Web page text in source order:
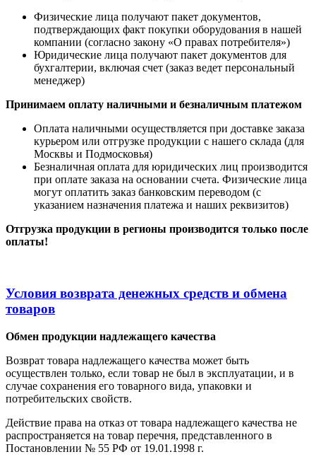
Физические лица получают пакет документов,
подтверждающих факт покупки оборудования в нашей
компании (согласно закону «О правах потребителя»)
Юридические лица получают пакет документов для
бухгалтерии, включая счет (заказ ведет персональный
менеджер)
Принимаем оплату наличными и безналичным платежом
Оплата наличными осуществляется при доставке заказа
курьером или отгрузке продукции с нашего склада (для
Москвы и Подмосковья)
Безналичная оплата для юридических лиц производится
при оплате заказа на основании счета. Физические лица
могут оплатить заказ банковским переводом (с
указанием назначения платежа и наших реквизитов)
Отгрузка продукции в регионы производится только после
оплаты!
Условия возврата денежных средств и обмена
товаров
Обмен продукции надлежащего качества
Возврат товара надлежащего качества может быть
осуществлен только, если товар не был в эксплуатации, и в
случае сохранения его товарного вида, упаковки и
потребительских свойств.
Действие права на отказ от товара надлежащего качества не
распространяется на товар перечня, представленного в
Постановлении № 55 РФ от 19.01.1998 г.